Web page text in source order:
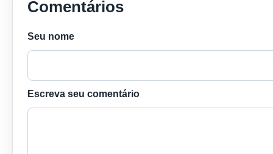
Comentários
Seu nome
Escreva seu comentário